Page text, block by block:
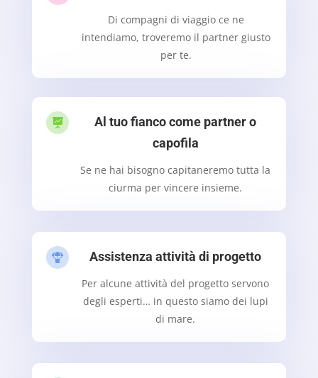
Di compagni di viaggio ce ne
intendiamo, troveremo il partner giusto
per te.

Al tuo fianco come partner o
capofila
Se ne hai bisogno capitaneremo tutta la
ciurma per vincere insieme.
 Assistenza attività di progetto
Per alcune attività del progetto servono
degli esperti… in questo siamo dei lupi
di mare.